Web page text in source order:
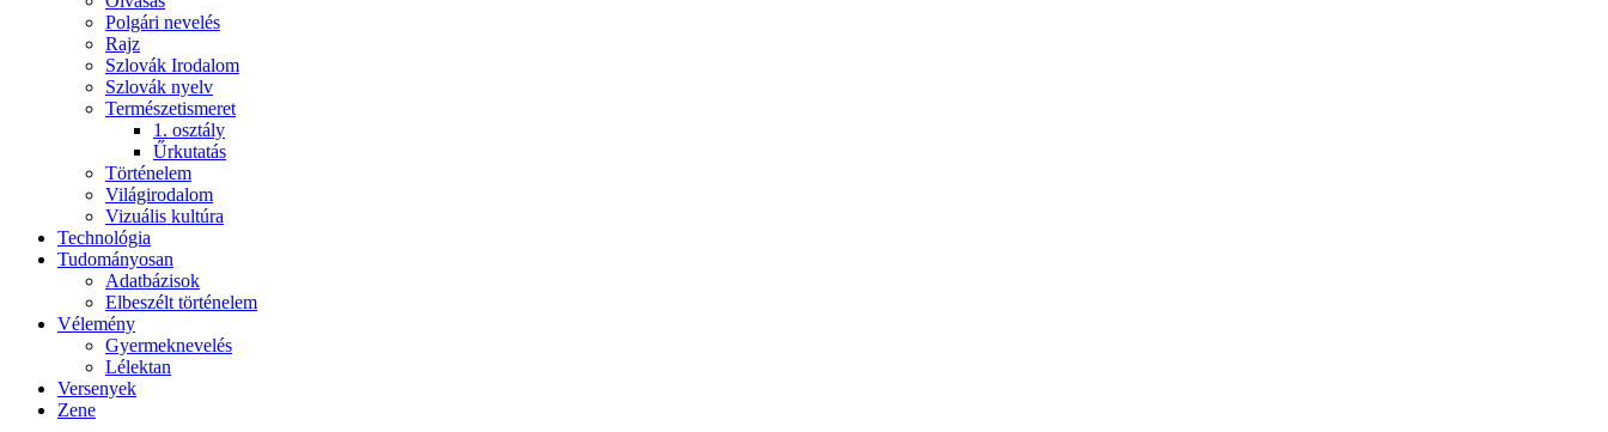
Polgári nevelés
Rajz
Szlovák Irodalom
Szlovák nyelv
Természetismeret
1. osztály
Űrkutatás
Történelem
Világirodalom
Vizuális kultúra
Technológia
Tudományosan
Adatbázisok
Elbeszélt történelem
Vélemény
Gyermeknevelés
Lélektan
Versenyek
Zene